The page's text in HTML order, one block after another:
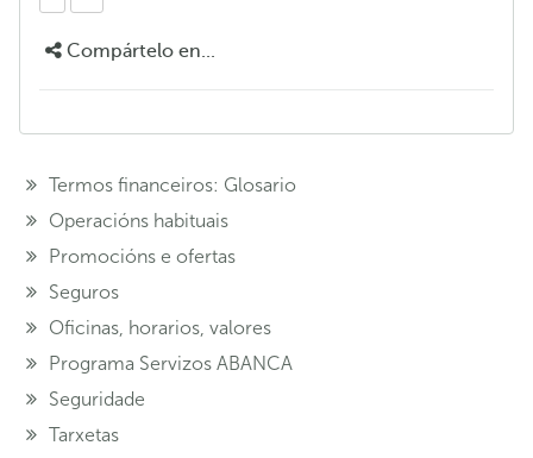
Compártelo en...
Termos financeiros: Glosario
Operacións habituais
Promocións e ofertas
Seguros
Oficinas, horarios, valores
Programa Servizos ABANCA
Seguridade
Tarxetas